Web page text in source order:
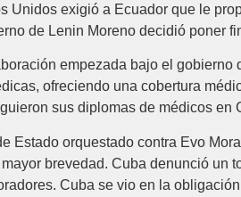
Unidos exigió a Ecuador que le
de Lenin Moreno decidió poner
empezada bajo el
ofreciendo una cobertura
sus diplomas de médicos en
Estado orquestado contra Evo
brevedad. Cuba denunció un
Cuba se vio en la